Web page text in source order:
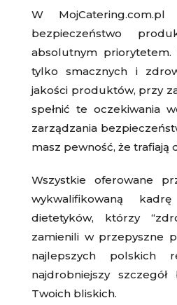
W MojCatering.com.pl
bezpieczeństwo
absolutnym priorytetem.
tylko smacznych i
jakości produktów, przy
spełnić te oczekiwania
zarządzania
masz pewność, że trafiają
Wszystkie oferowane
wykwalifikowaną
dietetyków, którzy
zamienili w przepyszne
najlepszych polskich
najdrobniejszy
Twoich bliskich.